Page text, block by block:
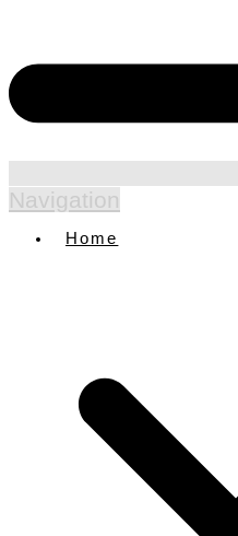
Navigation
Home